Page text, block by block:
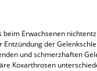
Erwachsenen
der
und schmerzhaften
Koxarthrosen